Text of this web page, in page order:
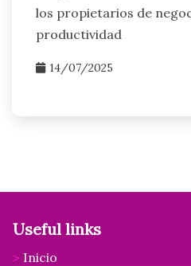
los propietarios de
productividad
14/07/2025
Useful links
Inicio